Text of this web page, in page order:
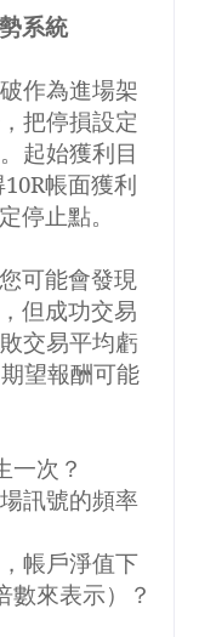
系統
作為進場架
把停損設定
起始獲利目
10R帳面獲利
停止點。
可能會發現
但成功交易
交易平均虧
望報酬可能
一次？
訊號的頻率
帳戶淨值下
數來表示）？